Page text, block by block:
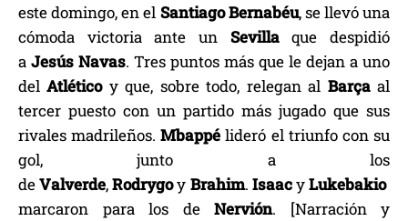
este domingo, en el SantiagoBernabéu, se llevó una
cómoda victoria ante un Sevillaque despidió
a Jesús Navas. Tres puntos más que le dejan a uno
delAtléticoy que, sobre todo, relegan al Barçaal
tercer puesto con un partido más jugado que sus
rivales madrileños.Mbappé lideró el triunfo con su
gol, junto a los
deValverde,Rodrygoy Brahim. IsaacyLukebakio
marcaron para los de Nervión. [Narración y